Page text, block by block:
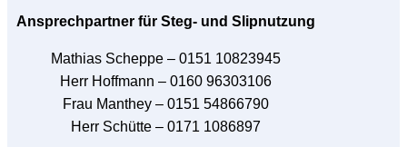
Ansprechpartner für Steg- und Slipnutzung
Mathias Scheppe – 0151 10823945
Herr Hoffmann – 0160 96303106
Frau Manthey – 0151 54866790
Herr Schütte – 0171 1086897